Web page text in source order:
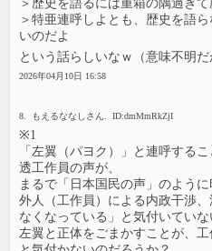
＞歴史を語るには重箱の隅過ぎ
＞特亜連呼しよとも、歴史を語
いのだよ
という話らしいなｗ（意味不明だ
2026年04月10日 16:58
8. もえるななしさん. ID:dmMmRkZjI
※1
「左翼（パヨク）」と連呼する
透工作員の声が、
まるで「日本国民の声」のように
外人（工作員）による内政干渉
なくなっている」と気付いていな
左翼と正体をごまかすことが、